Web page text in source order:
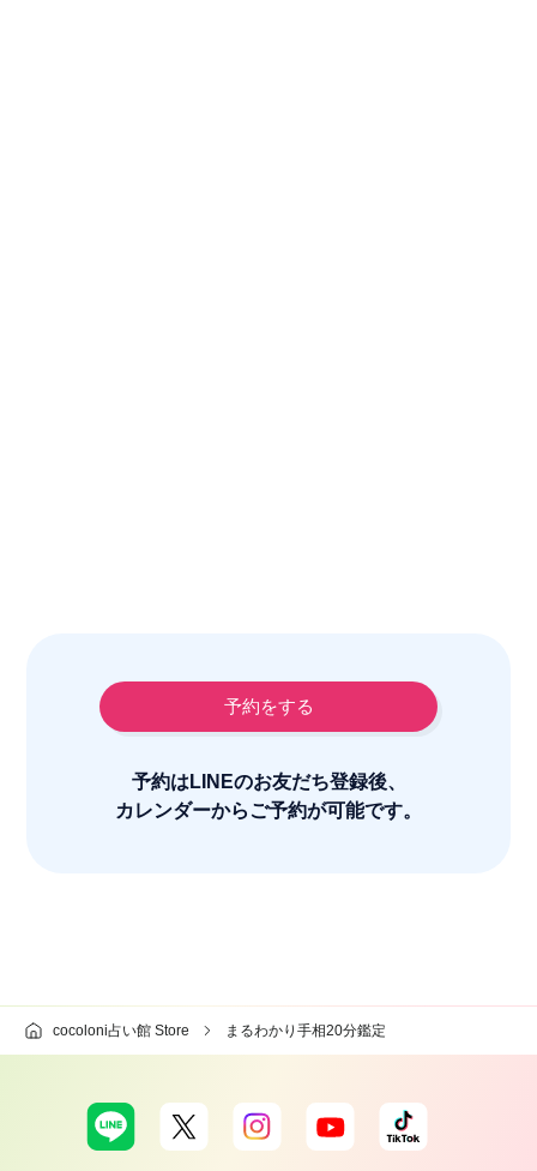
予約をする
予約はLINEのお友だち登録後、
カレンダーからご予約が可能です。
cocoloni占い館 Store まるわかり手相20分鑑定